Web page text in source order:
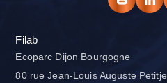
Filab
Ecoparc Dijon Bourgogne
80 rue Jean-Louis Auguste